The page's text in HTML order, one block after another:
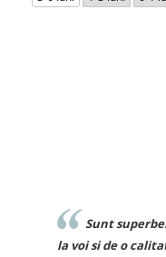
Sunt superbebe
la voi si de o calitate